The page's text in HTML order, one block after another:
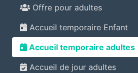
Offre pour adultes
Accueil temporaire Enfant
Accueil temporaire adultes
Accueil de jour adultes